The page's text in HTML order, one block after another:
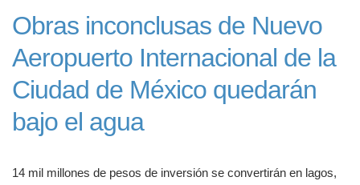
Obras inconclusas de Nuevo
Aeropuerto Internacional de la
Ciudad de México quedarán
bajo el agua
14 mil millones de pesos de inversión se convertirán en lagos,